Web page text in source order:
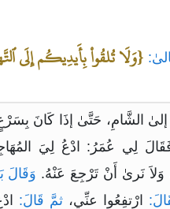
{وَلَا تُلقُواْ بِأَيدِيكُم إِلَى
الشَّامِ، حَتَّىٰ إذَا كَانَ بِسَرْغٍ
لِي عُمَرُ: ادْعُ لِيَ
نَرىٰ أَنْ تَرْجِعَ عَنْهُ. وَقَالَ
ارْتفِعُوا عنِّي، ثمَّ قَالَ: